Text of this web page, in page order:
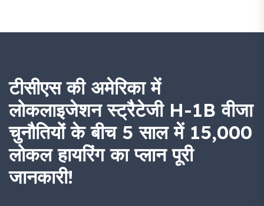
टीसीएस की अमेरिका में
लोकलाइजेशन स्ट्रैटेजी H-1B वीजा
चुनौतियों के बीच 5 साल में 15,000
लोकल हायरिंग का प्लान पूरी
जानकारी!